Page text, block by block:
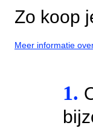
Zo koop
Meer informatie
1.